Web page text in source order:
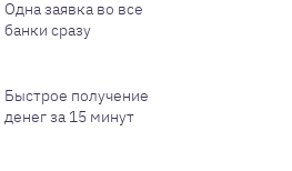
Одна заявка во все
банки сразу
Быстрое получение
денег за 15 минут